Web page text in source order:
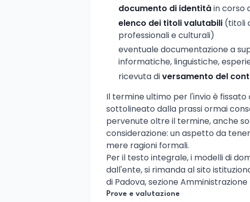
documento di identitàin corso
elenco dei titoli valutabili (titoli
professionali e culturali)
eventuale documentazione a
informatiche, linguistiche,
ricevuta diversamento del
Il termine ultimo per l'invio è fissato
sottolineato dalla prassi ormai
pervenute oltre il termine, anche
considerazione: un aspetto da
mere ragioni formali.
Per il testo integrale, i modelli di
dall'ente, si rimanda al sito
di Padova, sezione
Prove e valutazione